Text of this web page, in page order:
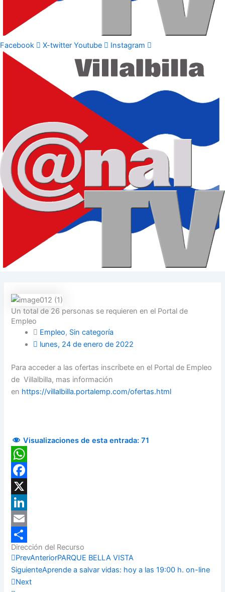
Facebook X-twitter Youtube Instagram
Un total de 26 personas se requieren en el Portal de
Empleo
Empleo, Sin categoría
lunes, 24 de enero de 2022
Para acceder a las ofertas inscríbete en el Portal de Empleo
de Villalbilla, mas información
en https://villalbilla.portalemp.com/ofertas.html
Visualizaciones de esta entrada: 71
WhatsApp
Facebook
X
LinkedIn
Email
Compartir
Dirección del Recurso
PrevAnteriorPARQUE BELLA VISTA
SiguienteAprende a salvar vidas: hoy a las 19:00 h. on-line
Next